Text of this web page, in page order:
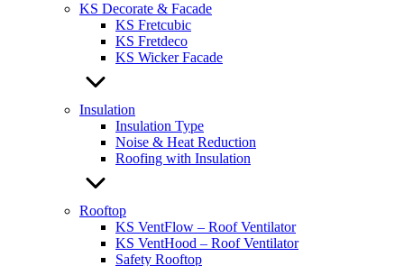
KS Decorate & Facade
KS Fretcubic
KS Fretdeco
KS Wicker Facade
Insulation
Insulation Type
Noise & Heat Reduction
Roofing with Insulation
Rooftop
KS VentFlow – Roof Ventilator
KS VentHood – Roof Ventilator
Safety Rooftop